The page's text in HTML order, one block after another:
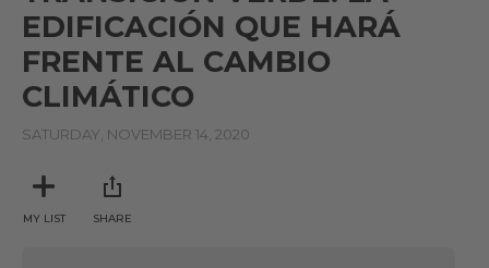
EDIFICACIÓN QUE HARÁ
FRENTE AL CAMBIO
CLIMÁTICO
SATURDAY, NOVEMBER 14, 2020
MY LIST SHARE